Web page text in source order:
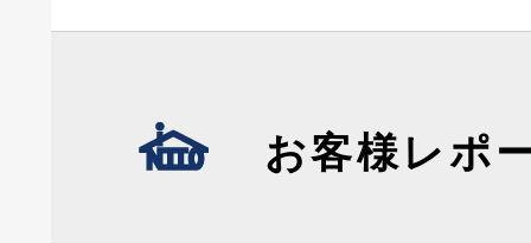
お客様レポ